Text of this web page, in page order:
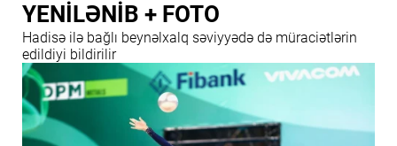
YENİLƏNİB + FOTO
Hadisə ilə bağlı beynəlxalq səviyyədə də müraciətlərin
edildiyi bildirilir